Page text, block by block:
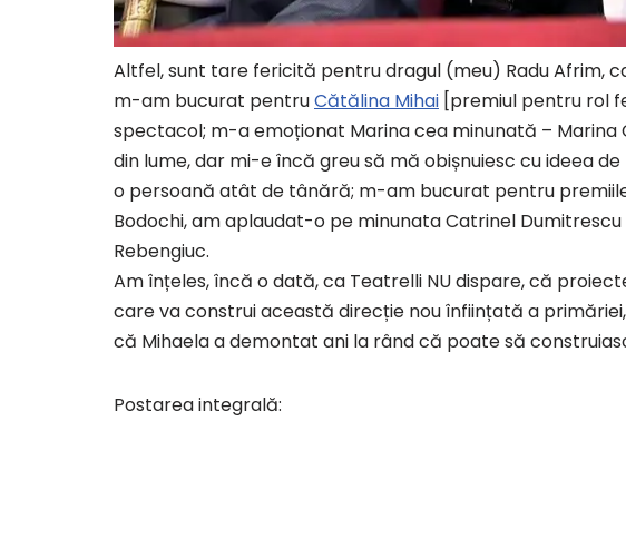
Altfel, sunt tare fericită pentru dragul (meu) Radu Afrim,
m-am bucurat pentruCătălina Mihai [premiul pentru rol
spectacol; m-a emoționat Marina cea minunată –
din lume, dar mi-e încă greu să mă obișnuiesc cu ideea
o persoană atât de tânără; m-am bucurat pentru
Bodochi, am aplaudat-o pe minunata Catrinel
Rebengiuc.
Am înțeles, încă o dată, ca Teatrelli NU dispare, că
care va construi această direcție nou înființată a
că Mihaela a demontat ani la rând că poate să
Postarea integrală: